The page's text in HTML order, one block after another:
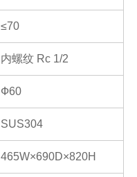
≤70
内螺纹 Rc 1/2
Ф60
SUS304
465W×690D×820H